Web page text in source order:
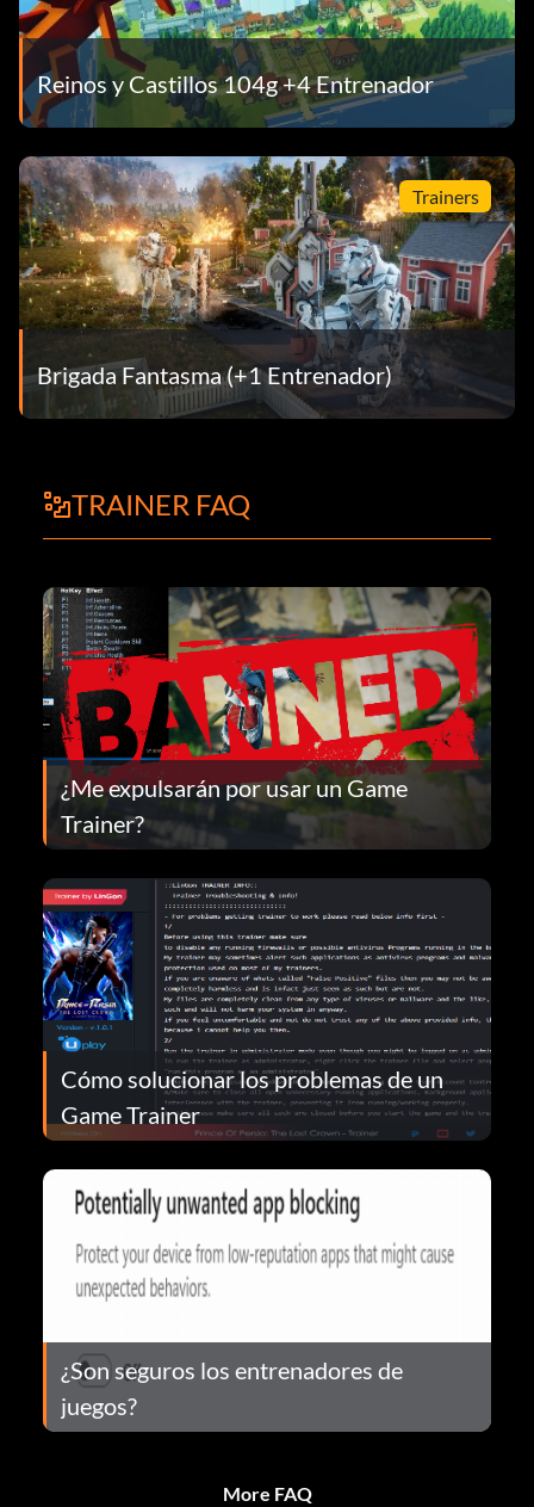
Reinos y Castillos 104g +4 Entrenador
Trainers
Brigada Fantasma (+1 Entrenador)
TRAINER FAQ
¿Me expulsarán por usar un Game
Trainer?
Cómo solucionar los problemas de un
Game Trainer
¿Son seguros los entrenadores de
juegos?
More FAQ